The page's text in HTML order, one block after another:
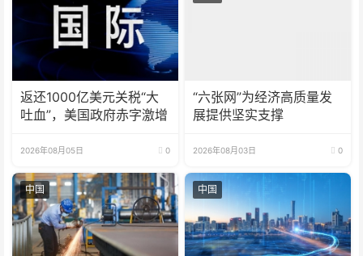
返还1000亿美元关税“大
吐血”，美国政府赤字激增
2026年08月05日 0
“六张网”为经济高质量发
展提供坚实支撑
2026年08月03日 0
中国 中国